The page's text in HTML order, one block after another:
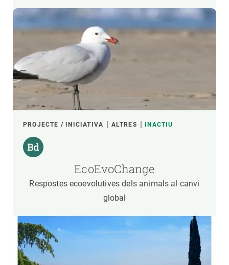
PROJECTE / INICIATIVA ALTRES INACTIU
EcoEvoChange
Respostes ecoevolutives dels animals al canvi
global